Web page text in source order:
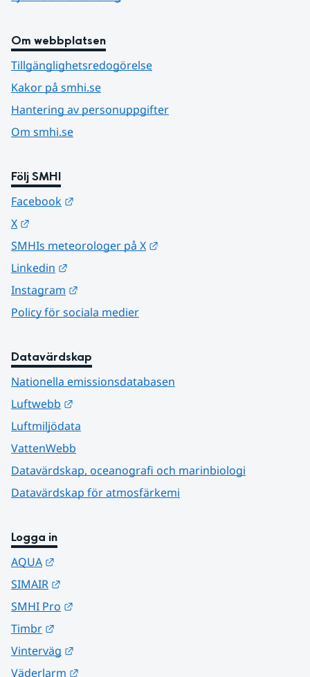
Om webbplatsen
Tillgänglighetsredogörelse
Kakor på smhi.se
Hantering av personuppgifter
Om smhi.se
Följ SMHI
Facebook
X
SMHIs meteorologer på X
Linkedin
Instagram
Policy för sociala medier
Datavärdskap
Nationella emissionsdatabasen
Luftwebb
Luftmiljödata
VattenWebb
Datavärdskap, oceanografi och marinbiologi
Datavärdskap för atmosfärkemi
Logga in
AQUA
SIMAIR
SMHI Pro
Timbr
Vinterväg
Väderlarm